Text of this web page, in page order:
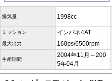
排気量 1998cc
ミッション インパネ4AT
最大出力 160ps/6500rpm
生産期間
2004年11月～200
5年04月